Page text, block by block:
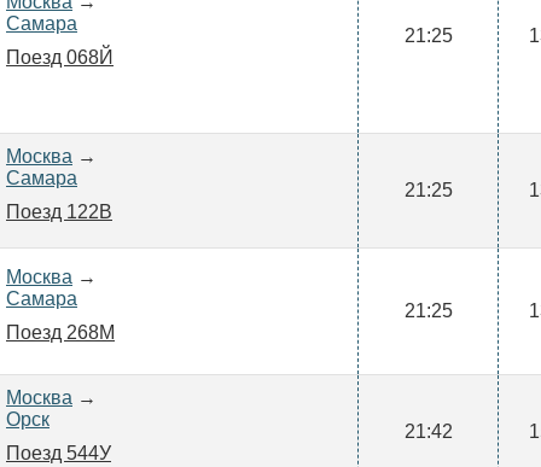
Самара
Поезд 068Й
21:25
Москва →
Самара
Поезд 122В
21:25
Москва →
Самара
Поезд 268М
21:25
Москва →
Орск
Поезд 544У
21:42